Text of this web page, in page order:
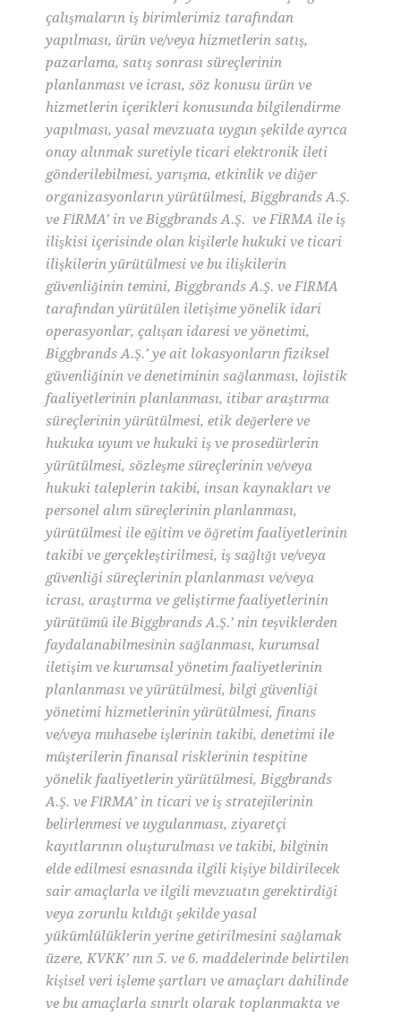
çalışmaların iş birimlerimiz tarafından
yapılması, ürün ve/veya hizmetlerin satış,
pazarlama, satış sonrası süreçlerinin
planlanması ve icrası, söz konusu ürün ve
hizmetlerin içerikleri konusunda bilgilendirme
yapılması, yasal mevzuata uygun şekilde ayrıca
onay alınmak suretiyle ticari elektronik ileti
gönderilebilmesi, yarışma, etkinlik ve diğer
organizasyonların yürütülmesi, Biggbrands A.Ş.
ve FİRMA’ in ve Biggbrands A.Ş. ve FİRMA ile iş
ilişkisi içerisinde olan kişilerle hukuki ve ticari
ilişkilerin yürütülmesi ve bu ilişkilerin
güvenliğinin temini, Biggbrands A.Ş. ve FİRMA
tarafından yürütülen iletişime yönelik idari
operasyonlar, çalışan idaresi ve yönetimi,
Biggbrands A.Ş.’ ye ait lokasyonların fiziksel
güvenliğinin ve denetiminin sağlanması, lojistik
faaliyetlerinin planlanması, itibar araştırma
süreçlerinin yürütülmesi, etik değerlere ve
hukuka uyum ve hukuki iş ve prosedürlerin
yürütülmesi, sözleşme süreçlerinin ve/veya
hukuki taleplerin takibi, insan kaynakları ve
personel alım süreçlerinin planlanması,
yürütülmesi ile eğitim ve öğretim faaliyetlerinin
takibi ve gerçekleştirilmesi, iş sağlığı ve/veya
güvenliği süreçlerinin planlanması ve/veya
icrası, araştırma ve geliştirme faaliyetlerinin
yürütümü ile Biggbrands A.Ş.’ nin teşviklerden
faydalanabilmesinin sağlanması, kurumsal
iletişim ve kurumsal yönetim faaliyetlerinin
planlanması ve yürütülmesi, bilgi güvenliği
yönetimi hizmetlerinin yürütülmesi, finans
ve/veya muhasebe işlerinin takibi, denetimi ile
müşterilerin finansal risklerinin tespitine
yönelik faaliyetlerin yürütülmesi, Biggbrands
A.Ş. ve FİRMA’ in ticari ve iş stratejilerinin
belirlenmesi ve uygulanması, ziyaretçi
kayıtlarının oluşturulması ve takibi, bilginin
elde edilmesi esnasında ilgili kişiye bildirilecek
sair amaçlarla ve ilgili mevzuatın gerektirdiği
veya zorunlu kıldığı şekilde yasal
yükümlülüklerin yerine getirilmesini sağlamak
üzere, KVKK’ nın 5. ve 6. maddelerinde belirtilen
kişisel veri işleme şartları ve amaçları dahilinde
ve bu amaçlarla sınırlı olarak toplanmakta ve